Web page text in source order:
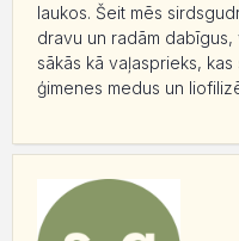
laukos. Šeit mēs
dravu un radām dabīgus,
sākās kā vaļasprieks,
ģimenes medus un